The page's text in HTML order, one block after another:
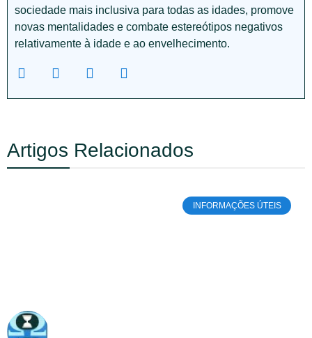
sociedade mais inclusiva para todas as idades, promove
novas mentalidades e combate estereótipos negativos
relativamente à idade e ao envelhecimento.
Artigos Relacionados
INFORMAÇÕES ÚTEIS